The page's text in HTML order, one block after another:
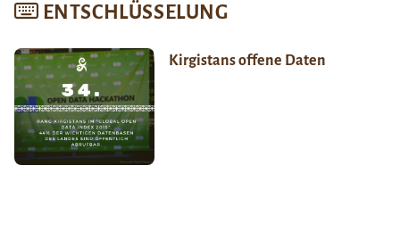
ENTSCHLÜSSELUNG
Kirgistans offene Daten